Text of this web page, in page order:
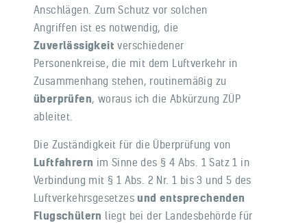
Anschlägen. Zum Schutz vor solchen
Angriffen ist es notwendig, die
Zuverlässigkeit verschiedener
Personenkreise, die mit dem Luftverkehr in
Zusammenhang stehen, routinemäßig zu
überprüfen, woraus ich die Abkürzung ZÜP
ableitet.
Die Zuständigkeit für die Überprüfung von
Luftfahrern im Sinne des § 4 Abs. 1 Satz 1 in
Verbindung mit § 1 Abs. 2 Nr. 1 bis 3 und 5 des
Luftverkehrsgesetzesund entsprechenden
Flugschülern liegt bei der Landesbehörde für